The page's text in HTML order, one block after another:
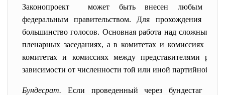
Законопроект может быть внесен любым
федеральным правительством. Для прохождения
большинство голосов. Основная работа над сложными
пленарных заседаниях, а в комитетах и комиссиях
комитетах и комиссиях между представителями
зависимости от численности той или иной партийной
Бундесрат. Если проведенный через бундестаг